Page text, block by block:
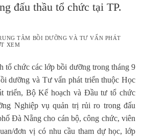
đấu thầu tổ chức tại TP.
TÂM BỒI DƯỠNG VÀ TƯ VẤN PHÁT
XEM
chức các lớp bồi dưỡng trong tháng 9
dưỡng và Tư vấn phát triển thuộc Học
triển, Bộ Kế hoạch và Đầu tư tổ chức
Nghiệp vụ quản trị rủi ro trong đấu
Đà Nẵng cho cán bộ, công chức, viên
đơn vị có nhu cầu tham dự học, lớp